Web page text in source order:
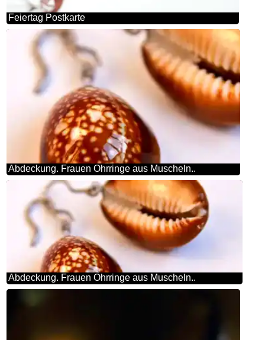
Feiertag Postkarte
Abdeckung. Frauen Ohrringe aus Muscheln..
Abdeckung. Frauen Ohrringe aus Muscheln..